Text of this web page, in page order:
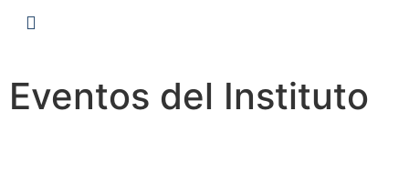
Eventos del Instituto